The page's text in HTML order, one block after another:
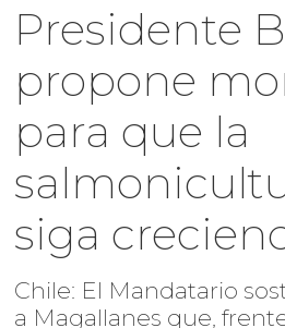
Presidente
propone
para que la
siga
Chile: El Mandatario
a Magallanes que,